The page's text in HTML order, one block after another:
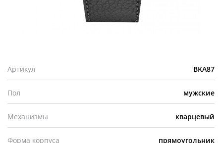
Артикул BKA87
Пол мужские
Механизмы кварцевый
Форма корпуса прямоугольник